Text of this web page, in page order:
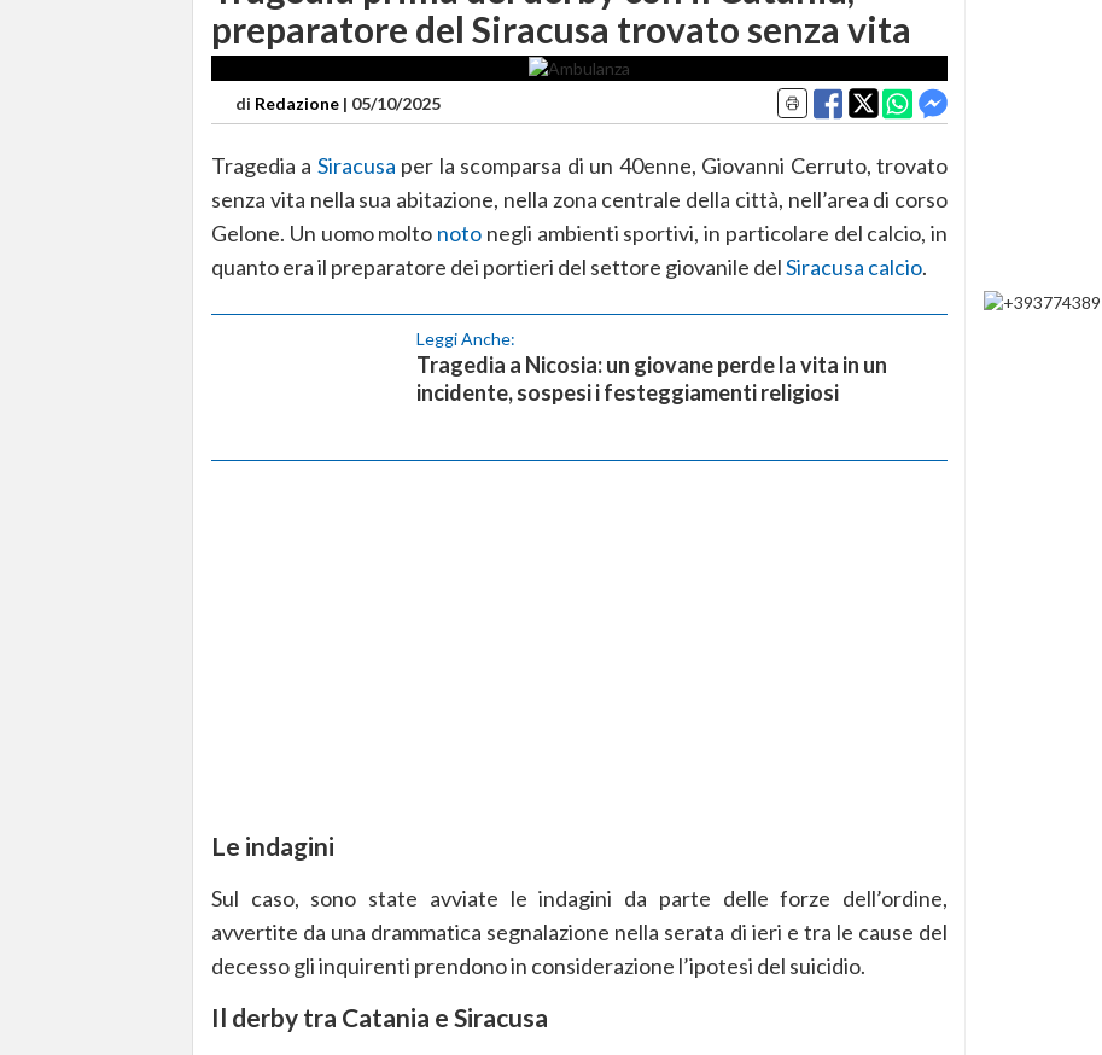
preparatore del Siracusa trovato senza vita
di Redazione | 05/10/2025
Tragedia a Siracusa per la scomparsa di un 40enne, Giovanni Cerruto, trovato
senza vita nella sua abitazione, nella zona centrale della città, nell’area di corso
Gelone. Un uomo molto noto negli ambienti sportivi, in particolare del calcio, in
quanto era il preparatore dei portieri del settore giovanile delSiracusa calcio.
Leggi Anche:
Tragedia a Nicosia: un giovane perde la vita in un
incidente, sospesi i festeggiamenti religiosi
Le indagini
Sul caso, sono state avviate le indagini da parte delle forze dell’ordine,
avvertite da una drammatica segnalazione nella serata di ieri e tra le cause del
decesso gli inquirenti prendono in considerazione l’ipotesi del suicidio.
Il derby tra Catania e Siracusa